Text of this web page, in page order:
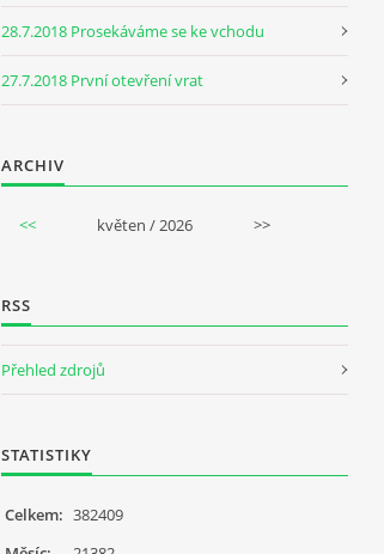
28.7.2018 Prosekáváme se ke vchodu
27.7.2018 První otevření vrat
ARCHIV
<< květen / 2026 >>
RSS
Přehled zdrojů
STATISTIKY
Celkem: 382409